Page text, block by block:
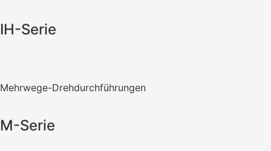
IH-Serie
Mehrwege-Drehdurchführungen
M-Serie